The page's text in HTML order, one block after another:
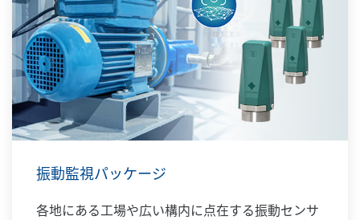
振動監視パッケージ
各地にある工場や広い構内に点在する振動センサ